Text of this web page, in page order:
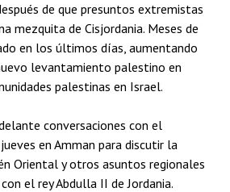
de que presuntos extremistas
mezquita de Cisjordania. Meses de
en los últimos días, aumentando
levantamiento palestino en
palestinas en Israel.
conversaciones con el
en Amman para discutir la
Oriental y otros asuntos regionales
el rey Abdulla II de Jordania.